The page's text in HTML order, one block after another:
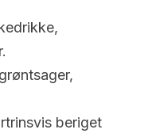
beriget